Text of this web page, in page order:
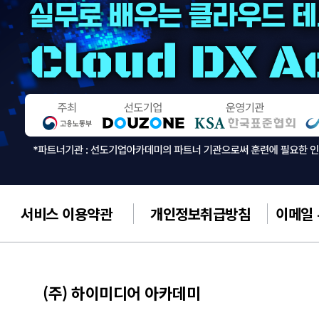
서비스 이용약관 개인정보취급방침 이메일
(주) 하이미디어 아카데미